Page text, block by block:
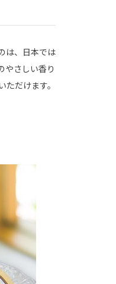
は、日本では
やさしい香り
だけます。